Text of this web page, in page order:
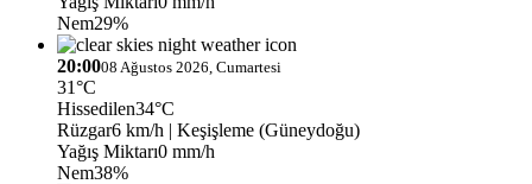
Nem29%
20:0008 Ağustos 2026, Cumartesi
31°C
Hissedilen34°C
Rüzgar6 km/h | Keşişleme (Güneydoğu)
Yağış Miktarı0 mm/h
Nem38%